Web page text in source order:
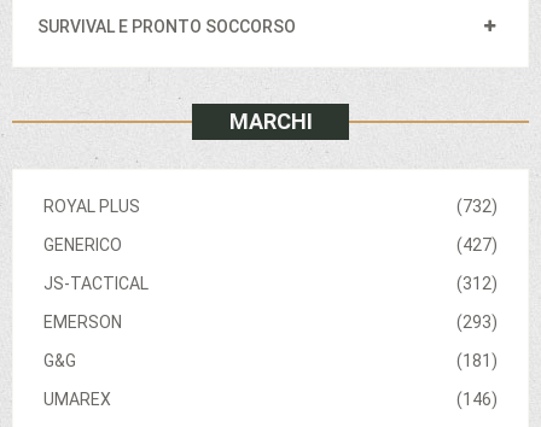
SURVIVAL E PRONTO SOCCORSO
MARCHI
(732)
ROYAL PLUS
(427)
GENERICO
(312)
JS-TACTICAL
(293)
EMERSON
(181)
G&G
(146)
UMAREX